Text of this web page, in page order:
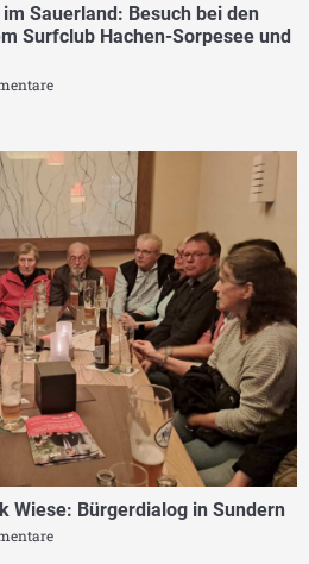
Sauerland: Besuch bei den
Surfclub Hachen-Sorpesee und
Wiese: Bürgerdialog in Sundern